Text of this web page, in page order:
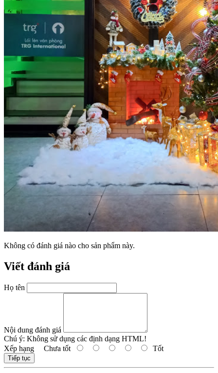
Không có đánh giá nào cho sản phẩm này.
Viết đánh giá
Họ tên
Nội dung đánh giá
Chú ý: Không sử dụng các định dạng HTML!
Xếp hạng Chưa tốt Tốt
Tiếp tục